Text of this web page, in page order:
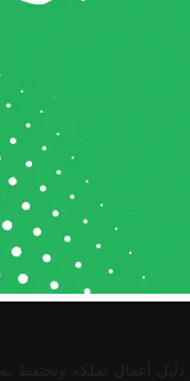
أعمال تملكه وتحتفظ به